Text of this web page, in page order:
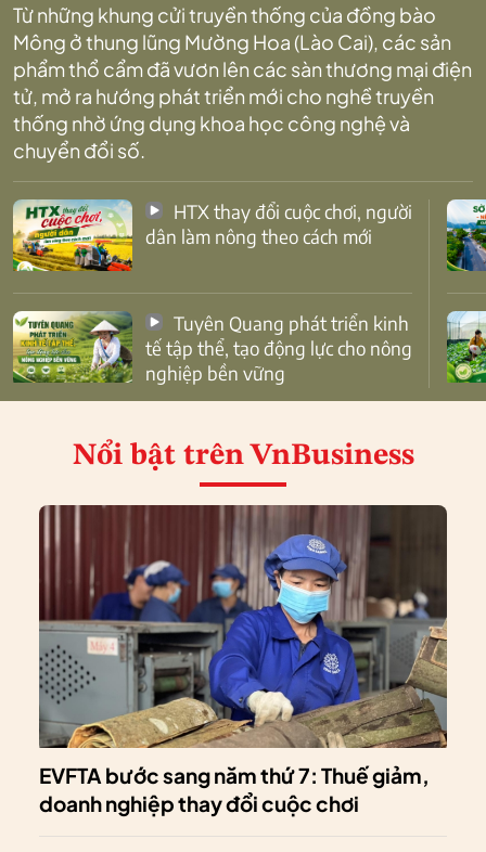
Từ những khung cửi truyền thống của đồng bào
Mông ở thung lũng Mường Hoa (Lào Cai), các sản
phẩm thổ cẩm đã vươn lên các sàn thương mại điện
tử, mở ra hướng phát triển mới cho nghề truyền
thống nhờ ứng dụng khoa học công nghệ và
chuyển đổi số.
dân làm nông theo cách mới
tế tập thể, tạo động lực cho nông
nghiệp bền vững
Nổi bật trên VnBusiness
EVFTA bước sang năm thứ 7: Thuế giảm,
doanh nghiệp thay đổi cuộc chơi